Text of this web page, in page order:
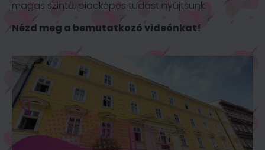
magas szintű,piacképes tudást nyújtsunk.
Nézd meg a bemutatkozó videónkat!